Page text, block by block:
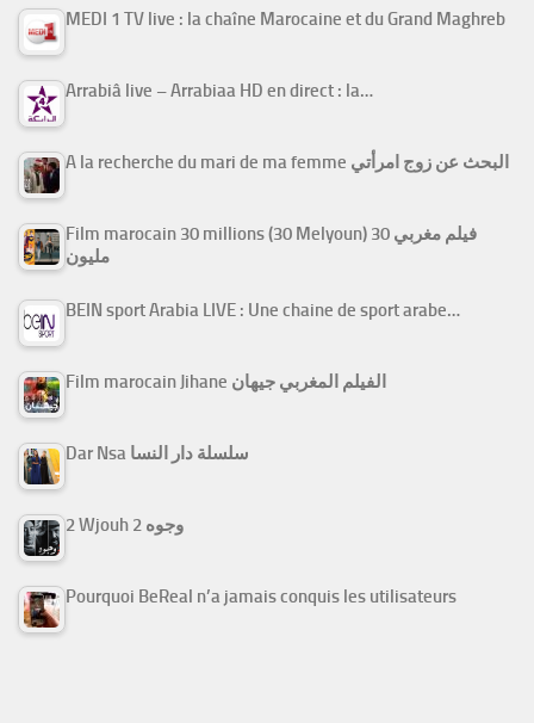
MEDI 1 TV live : la chaîne Marocaine et du Grand Maghreb
Arrabiâ live – Arrabiaa HD en direct : la…
A la recherche du mari de ma femme البحث عن زوج امرأتي
Film marocain 30 millions (30 Melyoun) فيلم مغربي 30
مليون
BEIN sport Arabia LIVE : Une chaine de sport arabe…
Film marocain Jihane الفيلم المغربي جيهان
Dar Nsa سلسلة دار النسا
2 Wjouh 2 وجوه
Pourquoi BeReal n’a jamais conquis les utilisateurs